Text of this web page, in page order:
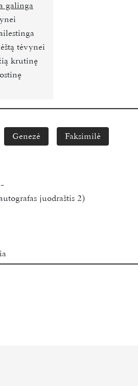
galinga
tėvynei
krutinę
Genezė Faksimilė
juodraštis 2)